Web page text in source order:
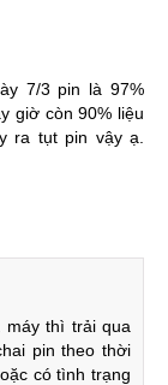
phát sinh chi
giá rẻ, công khai
dịch vụ của
lượng mà còn là
những đáp ứng
15 Pro tại
tâm bởi sự minh
thay Pin cho
7/3 pin là 97%
giờ còn 90% liệu
ra tụt pin vậy ạ.
máy thì trải qua
pin theo thời
có tình trạng